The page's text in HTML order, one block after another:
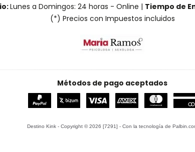
Lunes a Domingos: 24 horas - Online | Tiempo de
(*) Precios con Impuestos incluidos
Métodos de pago aceptados
Destino Kink- Copyright © 2026 [7291] - Con la tecnología de